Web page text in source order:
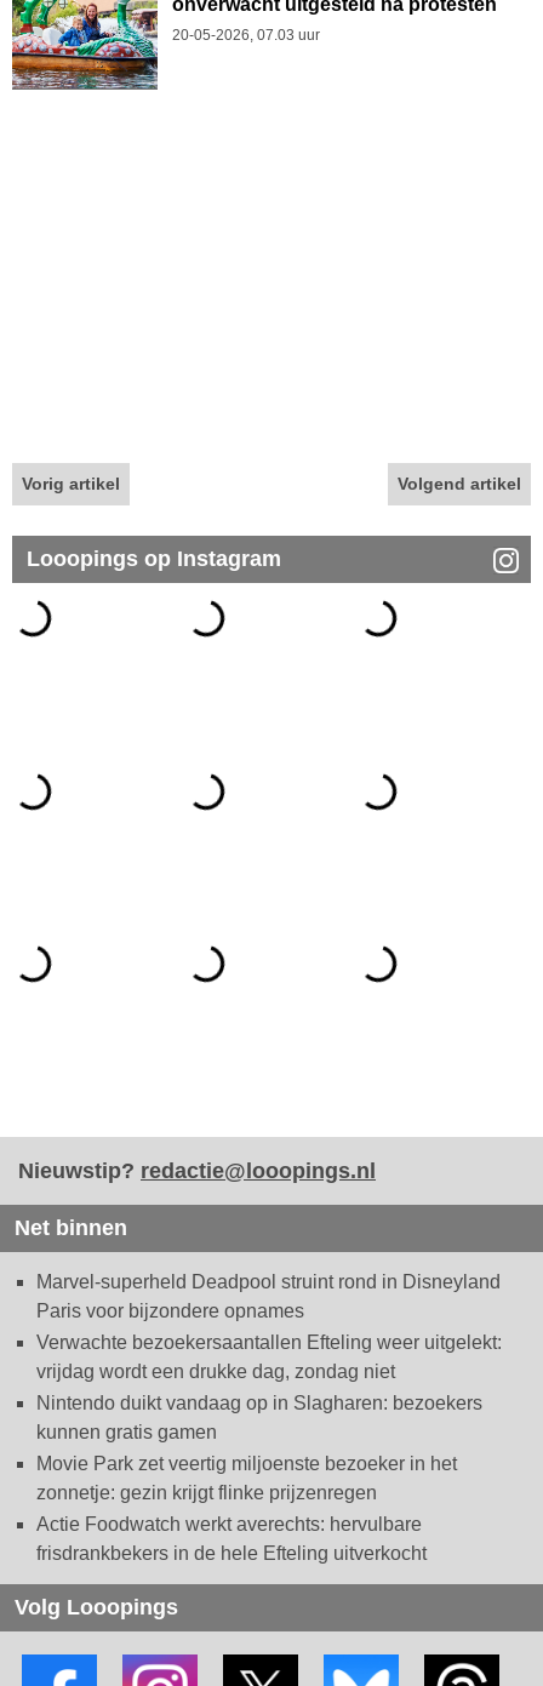
onverwacht uitgesteld na protesten
20-05-2026, 07.03 uur
Vorig artikel Volgend artikel
Looopings op Instagram
Nieuwstip? redactie@looopings.nl
Net binnen
Marvel-superheld Deadpool struint rond in Disneyland
Paris voor bijzondere opnames
Verwachte bezoekersaantallen Efteling weer uitgelekt:
vrijdag wordt een drukke dag, zondag niet
Nintendo duikt vandaag op in Slagharen: bezoekers
kunnen gratis gamen
Movie Park zet veertig miljoenste bezoeker in het
zonnetje: gezin krijgt flinke prijzenregen
Actie Foodwatch werkt averechts: hervulbare
frisdrankbekers in de hele Efteling uitverkocht
Volg Looopings